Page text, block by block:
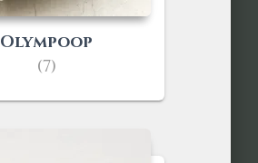
Olympoop
(7)